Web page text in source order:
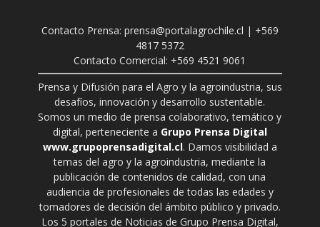
Contacto Prensa: prensa@portalagrochile.cl | +569
4817 5372
Contacto Comercial: +569 4521 9061
Prensa y Difusión para el Agro y la agroindustria, sus
desafíos, innovación y desarrollo sustentable.
Somos un medio de prensa colaborativo, temático y
digital, perteneciente a Grupo Prensa Digital
www.grupoprensadigital.cl. Damos visibilidad a
temas del agro y la agroindustria, mediante la
publicación de contenidos de calidad, con una
audiencia de profesionales de todas las edades y
tomadores de decisión del ámbito público y privado.
Los 5 portales de Noticias de Grupo Prensa Digital,